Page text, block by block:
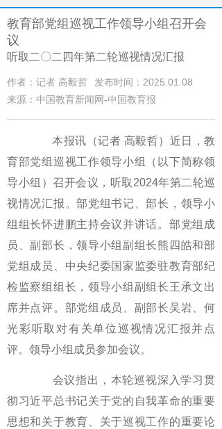
教育部党组巡视工作领导小组召开会
议
听取二〇二四年第二轮巡视情况汇报
作者：记者 高毅哲
发布时间：2025.01.08
来源：中国教育新闻网-中国教育报
本报讯（记者 高毅哲）近日，教
育部党组巡视工作领导小组（以下简称领
导小组）召开会议，听取2024年第二轮巡
视情况汇报。部党组书记、部长，领导小
组组长怀进鹏主持会议并讲话。部党组成
员、副部长，领导小组副组长熊四皓和部
党组成员、中央纪委国家监委驻教育部纪
检监察组组长，领导小组副组长王承文出
席并点评。部党组成员、副部长吴岩、何
光彩听取对有关单位巡视情况汇报并点
评。领导小组成员参加会议。
会议指出，本轮巡视深入学习贯
彻习近平总书记关于党的自我革命的重要
思想和关于教育、关于巡视工作的重要论